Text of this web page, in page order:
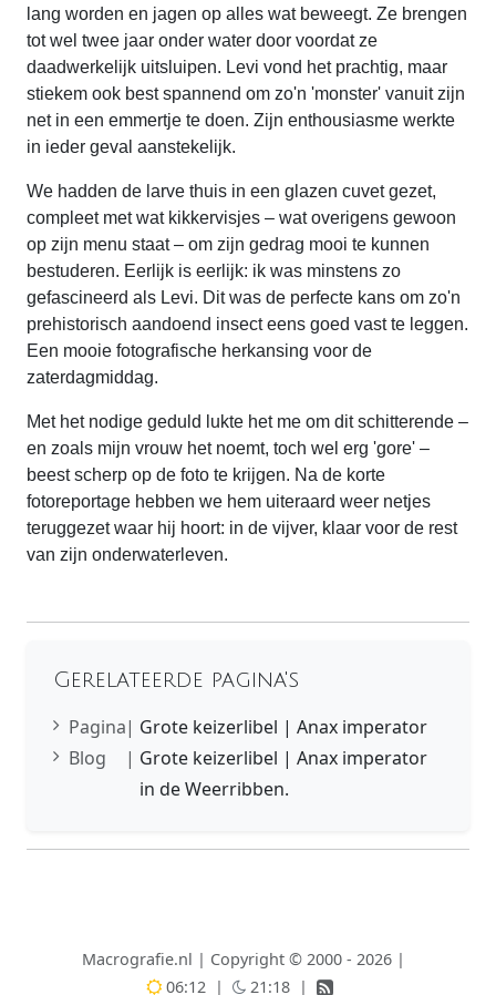
lang worden en jagen op alles wat beweegt. Ze brengen
tot wel twee jaar onder water door voordat ze
daadwerkelijk uitsluipen. Levi vond het prachtig, maar
stiekem ook best spannend om zo'n 'monster' vanuit zijn
net in een emmertje te doen. Zijn enthousiasme werkte
in ieder geval aanstekelijk.
We hadden de larve thuis in een glazen cuvet gezet,
compleet met wat kikkervisjes – wat overigens gewoon
op zijn menu staat – om zijn gedrag mooi te kunnen
bestuderen. Eerlijk is eerlijk: ik was minstens zo
gefascineerd als Levi. Dit was de perfecte kans om zo'n
prehistorisch aandoend insect eens goed vast te leggen.
Een mooie fotografische herkansing voor de
zaterdagmiddag.
Met het nodige geduld lukte het me om dit schitterende –
en zoals mijn vrouw het noemt, toch wel erg 'gore' –
beest scherp op de foto te krijgen. Na de korte
fotoreportage hebben we hem uiteraard weer netjes
teruggezet waar hij hoort: in de vijver, klaar voor de rest
van zijn onderwaterleven.
Gerelateerde pagina's
Pagina| Grote keizerlibel | Anax imperator
Blog
| Grote keizerlibel | Anax imperator
in de Weerribben.
Macrografie.nl | Copyright © 2000 - 2026 |
06:12
| 21:18 |